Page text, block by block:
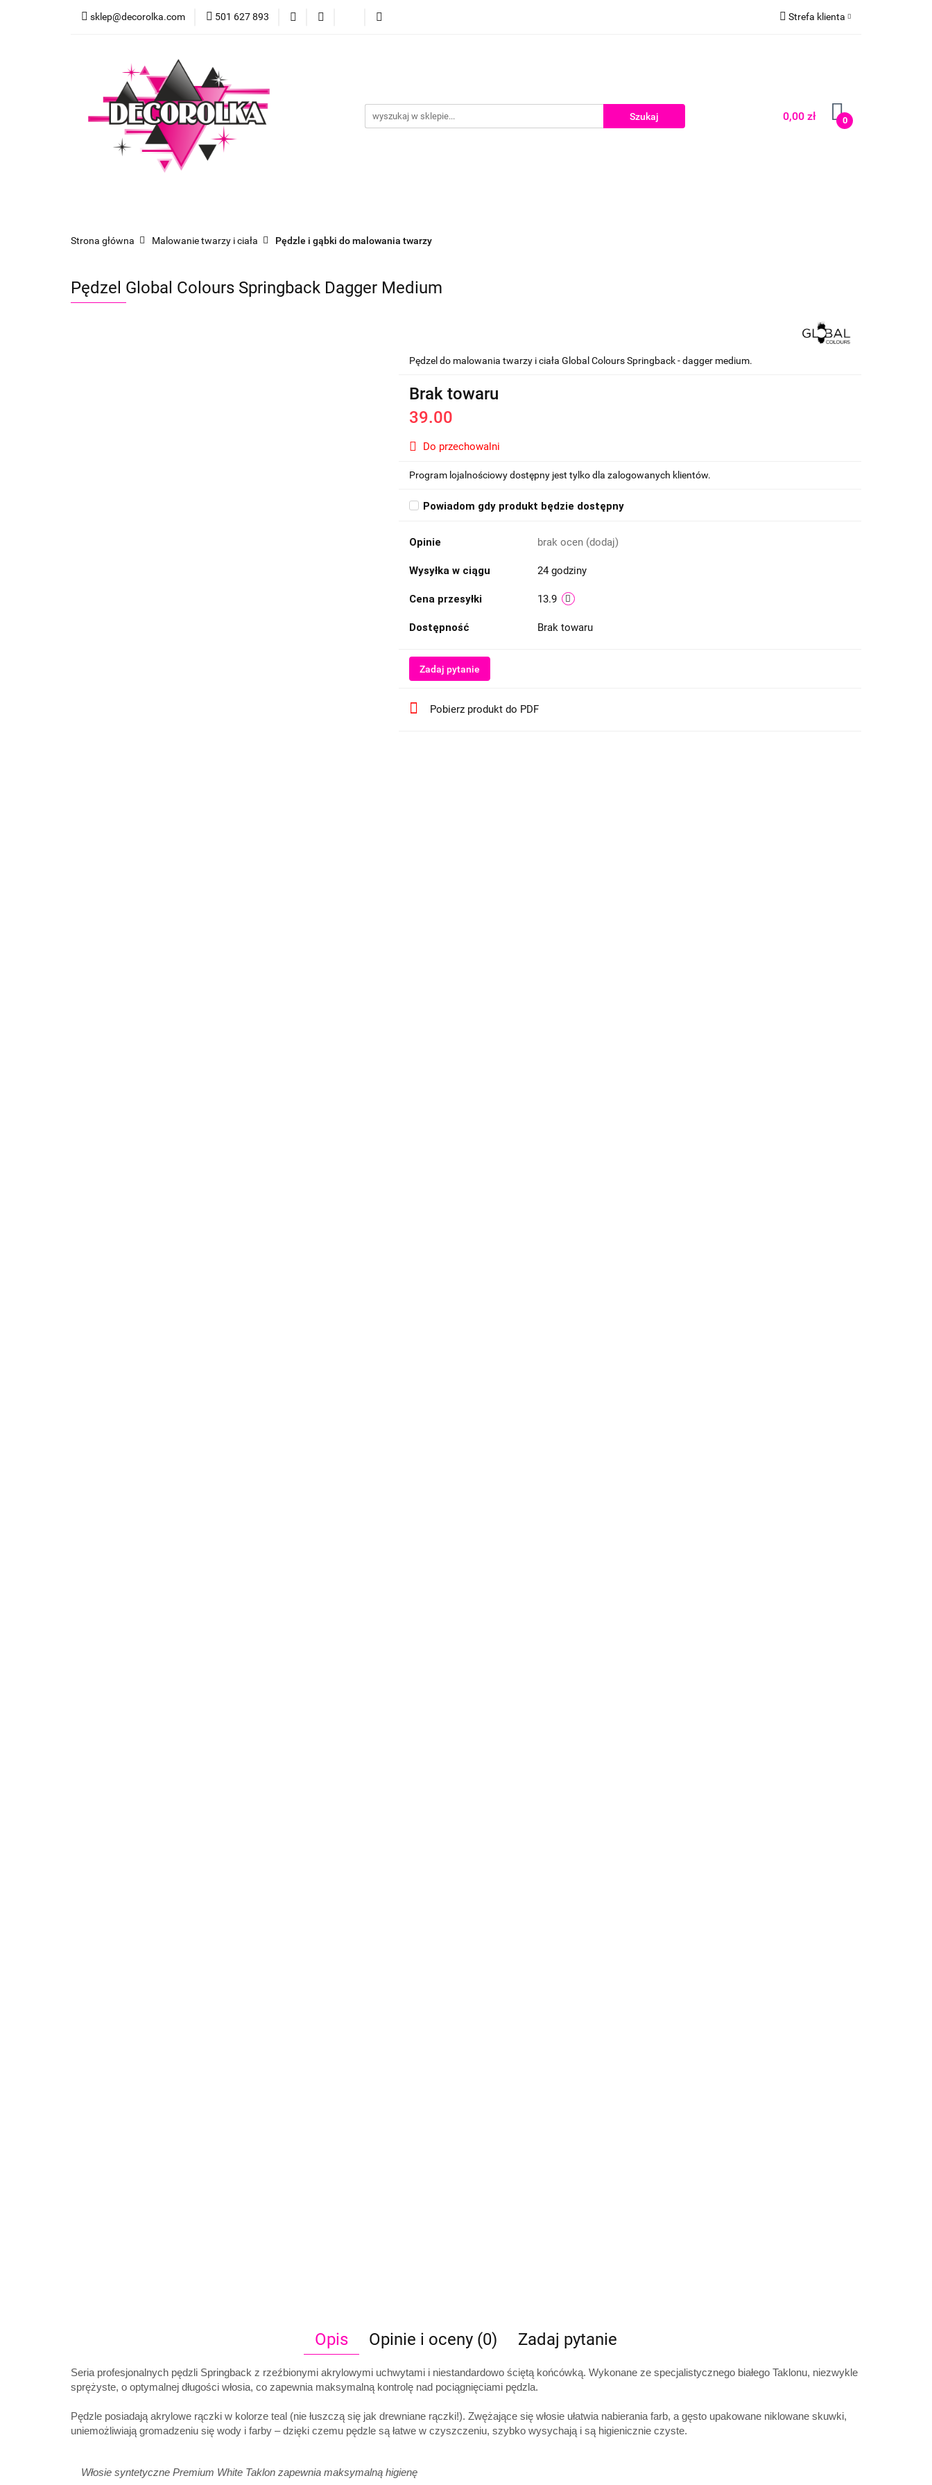
sklep@decorolka.com 501 627 893 Strefa klienta
0,00 zł 0
Strona główna Malowanie twarzy i ciała Pędzle i gąbki do malowania twarzy
Pędzel Global Colours Springback Dagger Medium
Pędzel do malowania twarzy i ciała Global Colours Springback - dagger medium.
Brak towaru
39.00
Do przechowalni
Program lojalnościowy dostępny jest tylko dla zalogowanych klientów.
Powiadom gdy produkt będzie dostępny
Opinie brak ocen (dodaj)
Wysyłka w ciągu 24 godziny
Cena przesyłki 13.9
Dostępność Brak towaru
Zadaj pytanie
Pobierz produkt do PDF
Opis Opinie i oceny (0) Zadaj pytanie
Seria profesjonalnych pędzli Springback z rzeźbionymi akrylowymi uchwytami i niestandardowo ściętą końcówką. Wykonane ze specjalistycznego białego Taklonu, niezwykle
sprężyste, o optymalnej długości włosia, co zapewnia maksymalną kontrolę nad pociągnięciami pędzla.
Pędzle posiadają akrylowe rączki w kolorze teal (nie łuszczą się jak drewniane rączki!). Zwężające się włosie ułatwia nabierania farb, a gęsto upakowane niklowane skuwki,
uniemożliwiają gromadzeniu się wody i farby – dzięki czemu pędzle są łatwe w czyszczeniu, szybko wysychają i są higienicznie czyste.
Włosie syntetyczne Premium White Taklon zapewnia maksymalną higienę